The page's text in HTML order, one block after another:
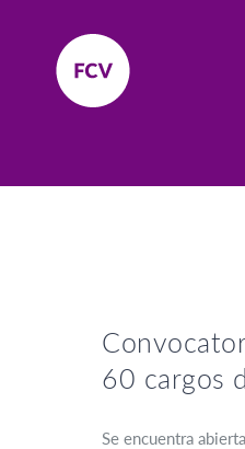
60 cargos
Se encuentra